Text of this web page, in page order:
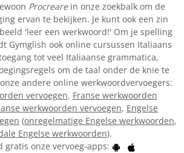
Procrearein onze zoekbalk om de
ervan te bekijken. Je kunt ook een zin
'leer een werkwoord!' Om je spelling
Gymglish ook online cursussen Italiaans
tot veel Italiaanse grammatica,
om de taal onder de knie te
andere online werkwoordvervoegers:
vervoegen, Franse werkwoorden
werkwoorden vervoegen, Engelse
(onregelmatige Engelse werkwoorden,
Engelse werkwoorden).
gratis onze vervoeg-apps: